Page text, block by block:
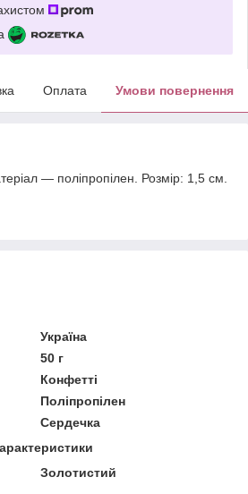
Оплата Умови повернення
— поліпропілен. Розмір: 1,5 см.
Україна
50 г
Конфетті
Поліпропілен
Сердечка
Золотистий